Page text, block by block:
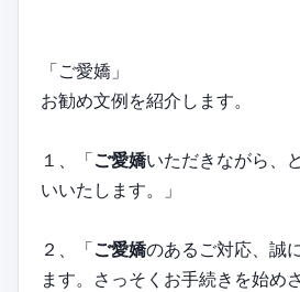
「ご愛嬌」
お勧め文例を紹介します。
１、「ご愛嬌いただきながら、
いいたします。」
２、「ご愛嬌のあるご対応、誠
ます。さっそくお手続きを始め